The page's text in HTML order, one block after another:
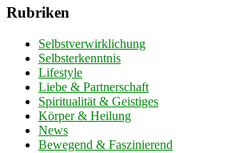
Rubriken
Selbstverwirklichung
Selbsterkenntnis
Lifestyle
Liebe & Partnerschaft
Spiritualität & Geistiges
Körper & Heilung
News
Bewegend & Faszinierend